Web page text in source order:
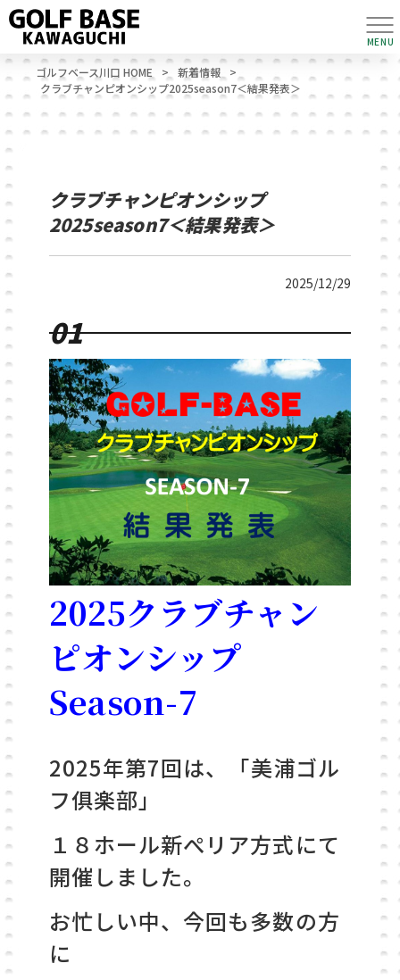
MENU
ゴルフベース川口 HOME > 新着情報
>
クラブチャンピオンシップ2025season7＜結果発表＞
クラブチャンピオンシップ
2025season7＜結果発表＞
2025/12/29
2025クラブチャン
ピオンシップ
Season-7
2025年第7回は、「美浦ゴル
フ俱楽部」
１８ホール新ぺリア方式にて
開催しました。
お忙しい中、今回も多数の方
に